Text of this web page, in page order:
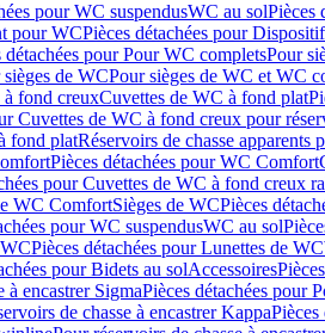
pour WC suspendusWC au solPièces
pour WCPièces détachées pour
détachées pour Pour WC completsPour
de WCPour sièges de WC et WC
à fond creuxCuvettes de WC à fond plat
Cuvettes de WC à fond creux pour
fond platRéservoirs de chasse apparents
Pièces détachées pour WC Comfort
pour Cuvettes de WC à fond creux
WC ComfortSièges de WCPièces
pour WC suspendusWC au sol
Pièces détachées pour Lunettes de WC
pour Bidets au solAccessoires
à encastrer SigmaPièces détachées pour
de chasse à encastrer KappaPièces